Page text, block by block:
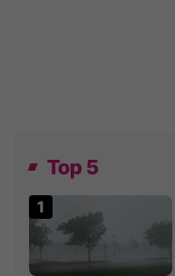
Top 5